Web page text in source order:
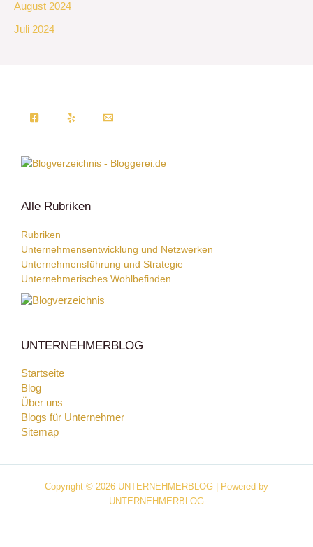
August 2024
Juli 2024
Alle Rubriken
Rubriken
Unternehmensentwicklung und Netzwerken
Unternehmensführung und Strategie
Unternehmerisches Wohlbefinden
UNTERNEHMERBLOG
Startseite
Blog
Über uns
Blogs für Unternehmer
Sitemap
Copyright © 2026 UNTERNEHMERBLOG | Powered by
UNTERNEHMERBLOG